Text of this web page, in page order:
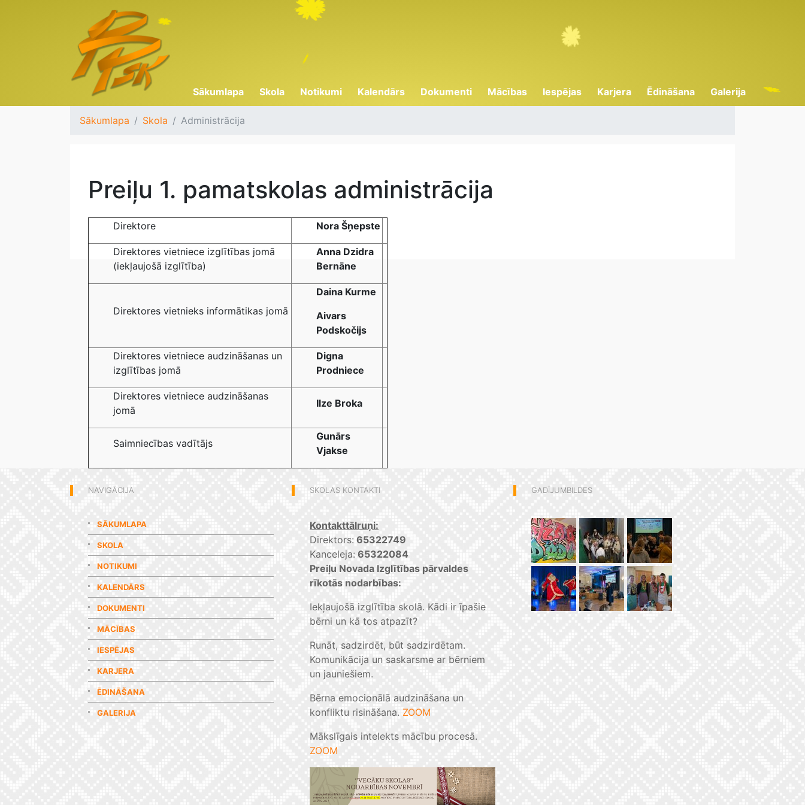
Sākumlapa Skola Notikumi Kalendārs Dokumenti Mācības Iespējas Karjera Ēdināšana Galerija
Sākumlapa Skola Administrācija
Preiļu 1. pamatskolas administrācija
Direktore Nora Šņepste
Direktores vietniece izglītības jomā
(iekļaujošā izglītība)
Anna Dzidra
Bernāne
Direktores vietnieks informātikas jomā
Daina Kurme
Aivars
Podskočijs
Direktores vietniece audzināšanas un
izglītības jomā
Digna
Prodniece
Direktores vietniece audzināšanas
jomā
Ilze Broka
Saimniecības vadītājs
Gunārs
Vjakse
NAVIGĀCIJA
SĀKUMLAPA
SKOLA
NOTIKUMI
KALENDĀRS
DOKUMENTI
MĀCĪBAS
IESPĒJAS
KARJERA
ĒDINĀŠANA
GALERIJA
SKOLAS KONTAKTI
Kontakttālruņi:
Direktors: 65322749
Kanceleja: 65322084
Preiļu Novada Izglītības pārvaldes
rīkotās nodarbības:
Iekļaujošā izglītība skolā. Kādi ir īpašie
bērni un kā tos atpazīt?
Runāt, sadzirdēt, būt sadzirdētam.
Komunikācija un saskarsme ar bērniem
un jauniešiem.
Bērna emocionālā audzināšana un
konfliktu risināšana. ZOOM
Mākslīgais intelekts mācību procesā.
ZOOM
GADĪJUMBILDES